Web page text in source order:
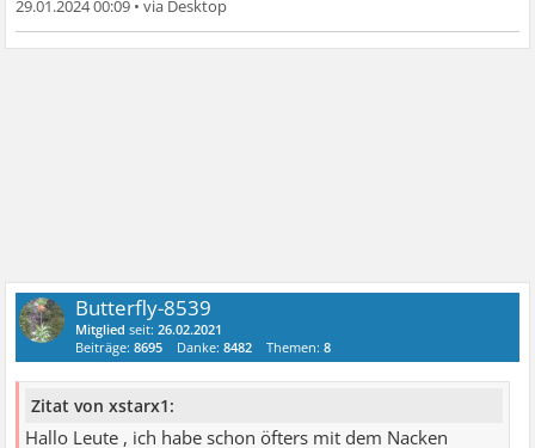
29.01.2024 00:09 •
Butterfly-8539
Mitglied seit:26.02.2021
Beiträge:8695 Danke:8482 Themen:8
Zitat von xstarx1:
Hallo Leute , ich habe schon öfters mit dem Nacken